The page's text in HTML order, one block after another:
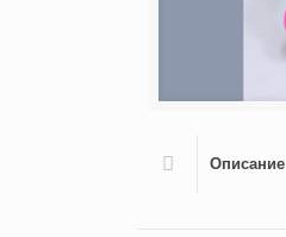
Описание